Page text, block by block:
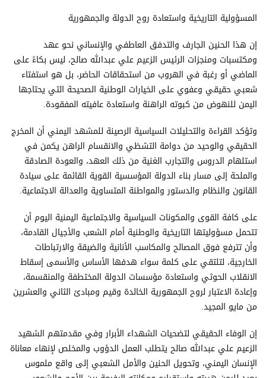
المسؤولية التاريخية واستعادة روح الدولة والجمهورية
إن هذا الحنين الجارف والتدفق العاطفي والإنساني نحو عهد
ومكتسبات ومنجزات الرئيس الزعيم علي عبدالله صالح، ليس بكاءً على
الماضي أو رغبة في الهروب من استحقاقات الحاضر، بل هو استفتاء
شعبي حقيقي وعفوي على الخيارات الوطنية الصحيحة التي يحتاجها
اليمن للنهوض من كبوته الراهنة واستعادة عافيته المفقودة.
وتؤكد القراءة والتحليلات السياسية الرصينة للمشهد اليمني أن المخرج
الحقيقي والوحيد من دوامة التشظي والانقسام الراهن يكمن في
استلهام الدروس والتجارب الغنية من ذلك العهد، والعودة الصادقة
والملحة إلى مسار بناء الدولة المؤسسية القوية القائمة على سيادة
القانون والنظام والدستور والمواطنة المتساوية والعدالة الاجتماعية.
على كافة القوى والمكونات السياسية والاجتماعية اليمنية اليوم أن
تتحمل مسؤوليتها التاريخية والوطنية أمام الشعب والأجيال القادمة،
وأن تترفع فوق المصالح والمكاسب الأنانية والضيقة والارتباطات
الخارجية، لتلتقي على كلمة سواء هدفها الأساس والأسمى إسقاط
الانقلاب الحوثي واستعادة مؤسسات الدولة المختطفة والمنقسمة،
وإعادة الاعتبار لروح الجمهورية الخالدة وقيم ومبادئ الثاني والعشرين
من مايو المجيد.
إن الوفاء الحقيقي لتضحيات الشهداء الأبرار وفي مقدمتهم الشهيد
الزعيم علي عبدالله صالح يتطلب العمل الدؤوب والمخلص لإنهاء معاناة
الإنسان اليمني، وتحويل الحنين والأمل الشعبي إلى واقع ملموس